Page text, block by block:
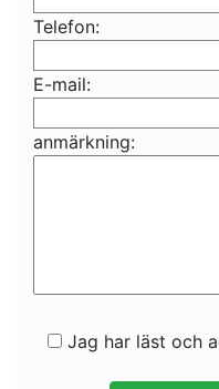
Telefon:
E-mail:
anmärkning:
Jag har läst och